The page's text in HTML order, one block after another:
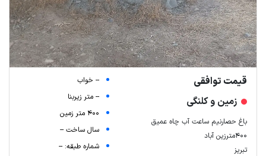
قیمت توافقی
زمین و کلنگی
باغ حصارنیم ساعت آب چاه عمیق
۴۰۰مترزین آباد
تبریز
-- خواب
-- متر زیربنا
400 متر زمین
سال ساخت --
شماره طبقه: --